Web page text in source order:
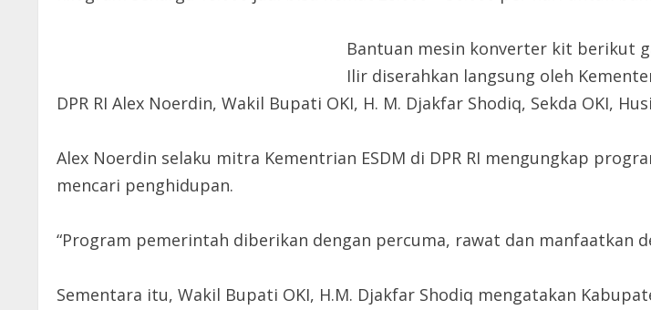
Bantuan mesin konverter kit berikut
Ilir diserahkan langsung oleh
DPR RI Alex Noerdin, Wakil Bupati OKI, H. M. Djakfar Shodiq, Sekda OKI,
Alex Noerdin selaku mitra Kementrian ESDM di DPR RI mengungkap
mencari penghidupan.
“Program pemerintah diberikan dengan percuma, rawat dan manfaatkan
Sementara itu, Wakil Bupati OKI, H.M. Djakfar Shodiq mengatakan